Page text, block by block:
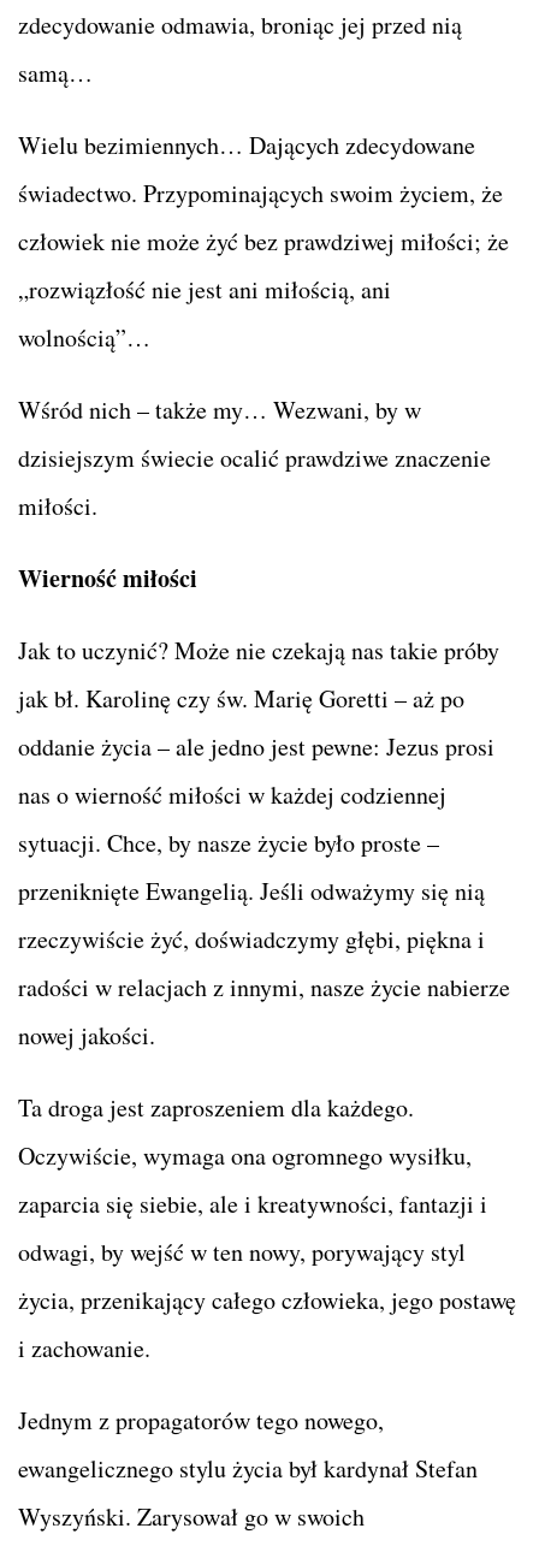
zdecydowanie odmawia, broniąc jej przed nią
samą…
Wielu bezimiennych… Dających zdecydowane
świadectwo. Przypominających swoim życiem, że
człowiek nie może żyć bez prawdziwej miłości; że
„rozwiązłość nie jest ani miłością, ani
wolnością”…
Wśród nich – także my… Wezwani, by w
dzisiejszym świecie ocalić prawdziwe znaczenie
miłości.
Wierność miłości
Jak to uczynić? Może nie czekają nas takie próby
jak bł. Karolinę czy św. Marię Goretti – aż po
oddanie życia – ale jedno jest pewne: Jezus prosi
nas o wierność miłości w każdej codziennej
sytuacji. Chce, by nasze życie było proste –
przeniknięte Ewangelią. Jeśli odważymy się nią
rzeczywiście żyć, doświadczymy głębi, piękna i
radości w relacjach z innymi, nasze życie nabierze
nowej jakości.
Ta droga jest zaproszeniem dla każdego.
Oczywiście, wymaga ona ogromnego wysiłku,
zaparcia się siebie, ale i kreatywności, fantazji i
odwagi, by wejść w ten nowy, porywający styl
życia, przenikający całego człowieka, jego postawę
i zachowanie.
Jednym z propagatorów tego nowego,
ewangelicznego stylu życia był kardynał Stefan
Wyszyński. Zarysował go w swoich